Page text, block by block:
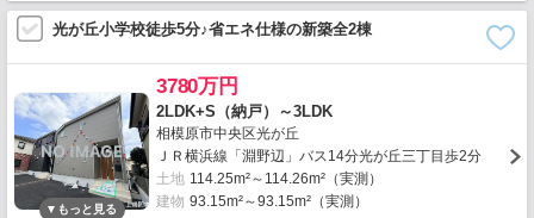
光が丘小学校徒歩5分♪省エネ仕様の新築全2棟
3780万円
2LDK+S（納戸）～3LDK
相模原市中央区光が丘
ＪＲ横浜線「淵野辺」バス14分光が丘三丁目歩2分
土地 114.25m²～114.26m²（実測）
建物 93.15m²～93.15m²（実測）